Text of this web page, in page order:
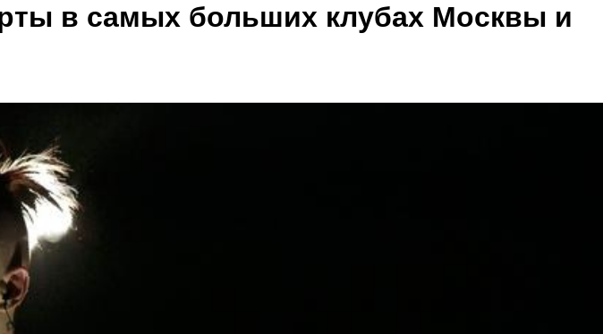
в самых больших клубах Москвы и